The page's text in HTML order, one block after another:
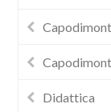
Didattica